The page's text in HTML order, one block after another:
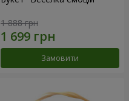
1 888 грн
Замовити